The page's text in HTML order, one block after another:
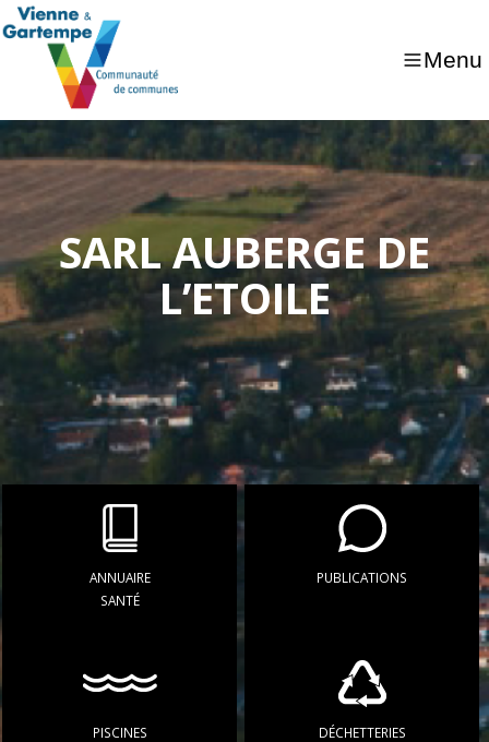
Menu
SARL AUBERGE DE
L’ETOILE
ANNUAIRE
SANTÉ
PUBLICATIONS
PISCINES DÉCHETTERIES